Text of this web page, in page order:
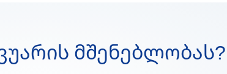
Მშენებლობას?